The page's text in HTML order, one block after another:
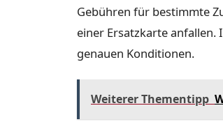
Gebühren für bestimmte
einer Ersatzkarte anfallen.
genauen Konditionen.
Weiterer Thementipp